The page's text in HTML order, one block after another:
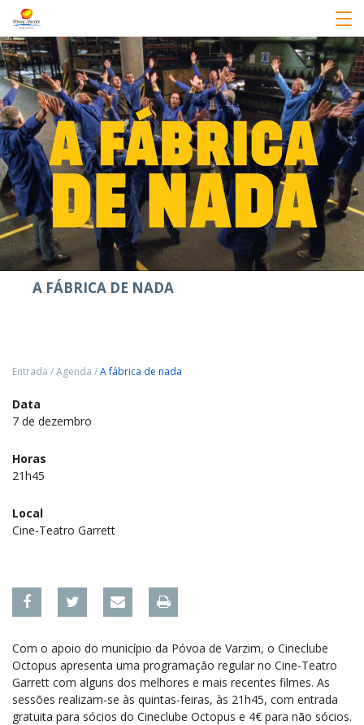
A FÁBRICA DE NADA
Entrada /Agenda /A fábrica de nada
Data
7 de dezembro
Horas
21h45
Local
Cine-Teatro Garrett
Com o apoio do município da Póvoa de Varzim, o Cineclube
Octopus apresenta uma programação regular no Cine-Teatro
Garrett com alguns dos melhores e mais recentes filmes. As
sessões realizam-se às quintas-feiras, às 21h45, com entrada
gratuita para sócios do Cineclube Octopus e 4€ para não sócios.